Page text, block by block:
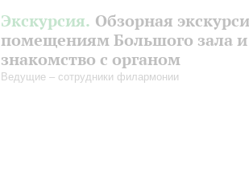
Экскурсия. Обзорная
помещениям Большого зала и
знакомство с органом
Ведущие – сотрудники филармонии